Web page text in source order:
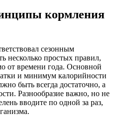
кормления
сезонным
несколько простых правил,
от времени года. Основной
и минимум калорийности
быть всегда достаточно, а
Разнообразие важно, но не
вводите по одной за раз,